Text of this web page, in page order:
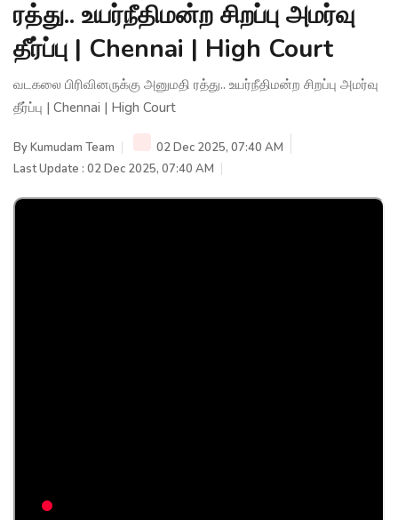
ரத்து.. உயர்நீதிமன்ற சிறப்பு அமர்வு
தீர்ப்பு | Chennai | High Court
வடகலை பிரிவினருக்கு அனுமதி ரத்து.. உயர்நீதிமன்ற சிறப்பு அமர்வு
தீர்ப்பு | Chennai | High Court
ByKumudam Team
02 Dec 2025, 07:40 AM
Last Update : 02 Dec 2025, 07:40 AM